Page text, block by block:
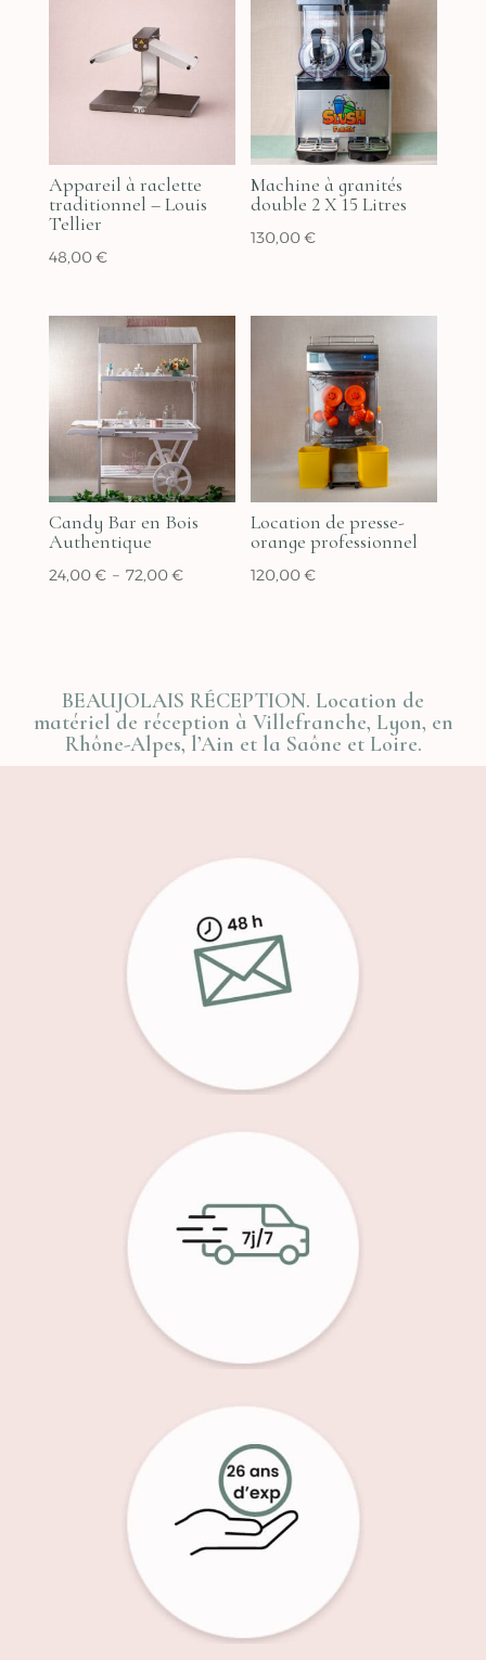
Appareil à raclette
traditionnel – Louis
Tellier
48,00€
Machine à granités
double 2 X 15 Litres
130,00€
Candy Bar en Bois
Authentique
24,00€ – 72,00€Plage
72,00 €
Location de presse-
orange professionnel
120,00€
BEAUJOLAIS RÉCEPTION. Location de
matériel de réception à Villefranche, Lyon, en
Rhône-Alpes, l’Ain et la Saône et Loire.